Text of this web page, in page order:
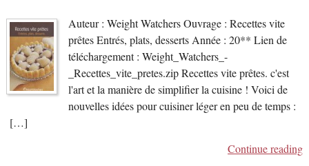
Auteur : Weight Watchers Ouvrage : Recettes vite
prêtes Entrés, plats, desserts Année : 20** Lien de
téléchargement : Weight_Watchers_-
_Recettes_vite_pretes.zip Recettes vite prêtes. c'est
l'art et la manière de simplifier la cuisine ! Voici de
nouvelles idées pour cuisiner léger en peu de temps :
[…]
Continue reading